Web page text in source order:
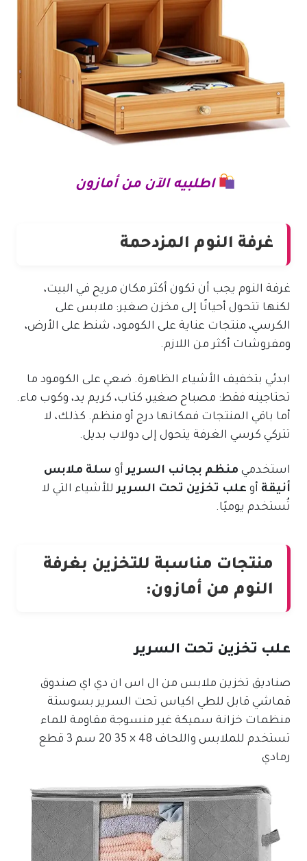
اطلبيه الآن من أمازون
غرفة النوم المزدحمة
غرفة النوم يجب أن تكون أكثر مكان مريح في البيت،
لكنها تتحول أحيانًا إلى مخزن صغير: ملابس على
الكرسي، منتجات عناية على الكومود، شنط على الأرض،
ومفروشات أكثر من اللازم.
ابدئي بتخفيف الأشياء الظاهرة. ضعي على الكومود ما
تحتاجينه فقط: مصباح صغير، كتاب، كريم يد، وكوب ماء.
أما باقي المنتجات فمكانها درج أو منظم. كذلك، لا
تتركي كرسي الغرفة يتحول إلى دولاب بديل.
استخدمي منظم بجانب السريرأو سلة ملابس
أنيقة أو علب تخزين تحت السريرللأشياء التي لا
تُستخدم يوميًا.
منتجات مناسبة للتخزين بغرفة
النوم من أمازون:
علب تخزين تحت السرير
صناديق تخزين ملابس من ال اس ان دي اي صندوق
قماشي قابل للطي اكياس تحت السرير بسوستة
منظمات خزانة سميكة غير منسوجة مقاومة للماء
تستخدم للملابس واللحاف 48 × 35 20 سم 3 قطع
رمادي